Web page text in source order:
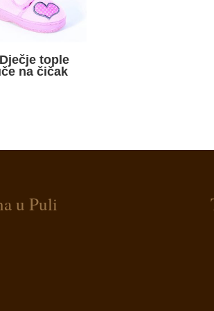
tople
na čičak
u Puli